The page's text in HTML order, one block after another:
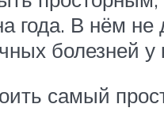
года. В нём
болезней
самый